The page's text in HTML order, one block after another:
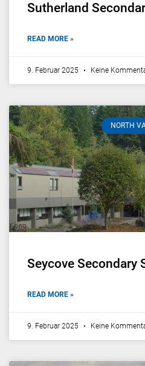
Sutherland
READ MORE »
9. Februar 2025 Keine
NORTH
Seycove Secondary
READ MORE »
9. Februar 2025 Keine